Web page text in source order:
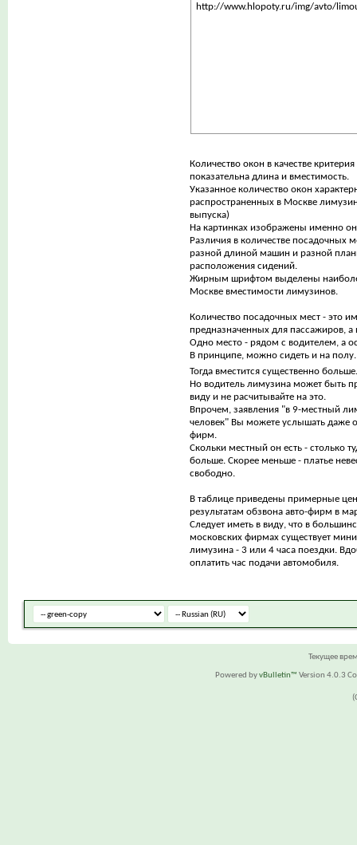
http://www.hlopoty.ru/img/avto/
Количество окон в качестве
показательна длина и вместимость.
Указанное количество окон
распространенных в Москве
выпуска)
На картинках изображены именно
Различия в количестве посадочных
разной длиной машин и разной
расположения сидений.
Жирным шрифтом выделены
Москве вместимости лимузинов.
Количество посадочных мест - это
предназначенных для пассажиров, а
Одно место - рядом с водителем, а
В принципе, можно сидеть и на полу.
Тогда вместится существенно больше.
Но водитель лимузина может быть
виду и не расчитывайте на это.
Впрочем, заявления "в 9-местный
человек" Вы можете услышать даже
фирм.
Скольки местный он есть - столько
больше. Скорее меньше - платье
свободно.
В таблице приведены примерные
результатам обзвона авто-фирм в
Следует иметь в виду, что в
московских фирмах существует
лимузина - 3 или 4 часа поездки.
оплатить час подачи автомобиля.
Текущее
Powered byvBulletin™ Version 4.0.3